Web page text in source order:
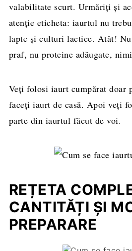
valabilitate scurt. Urmăriți și
atenție eticheta: iaurtul nu
lapte și culturi lactice. Atât!
praf, nu proteine adăugate,
Veți folosi iaurt cumpărat doar
faceți iaurt de casă. Apoi veți
parte din iaurtul făcut de voi.
REȚETA
CANTITĂȚI ȘI
PREPARARE